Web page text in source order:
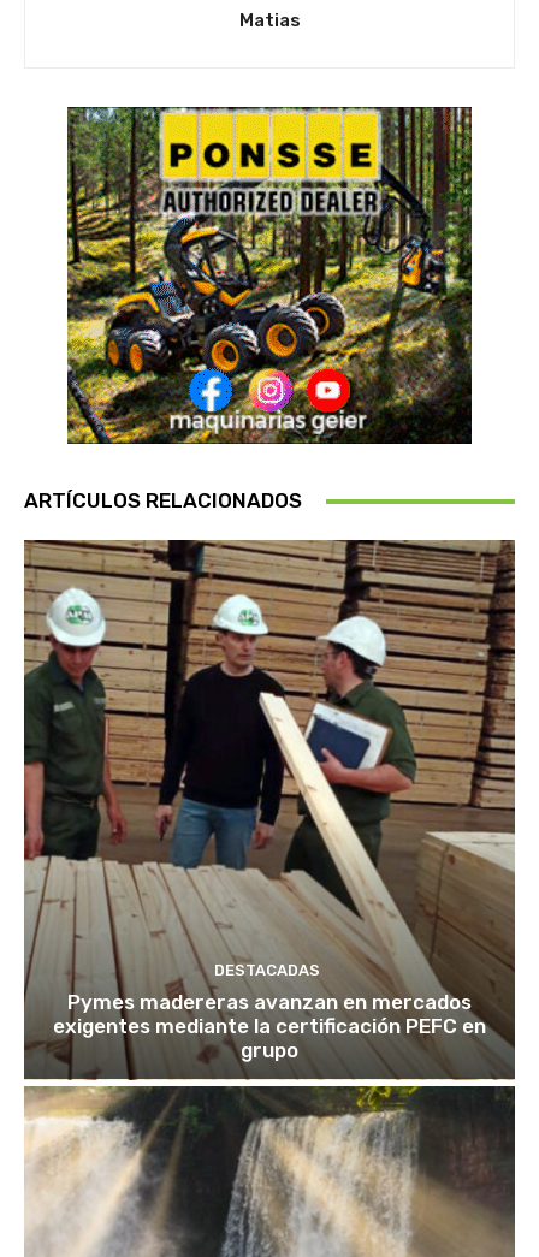
Matias
ARTÍCULOS RELACIONADOS
DESTACADAS
Pymes madereras avanzan en mercados
exigentes mediante la certificación PEFC en
grupo